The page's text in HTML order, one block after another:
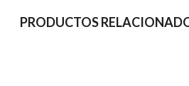
PRODUCTOS